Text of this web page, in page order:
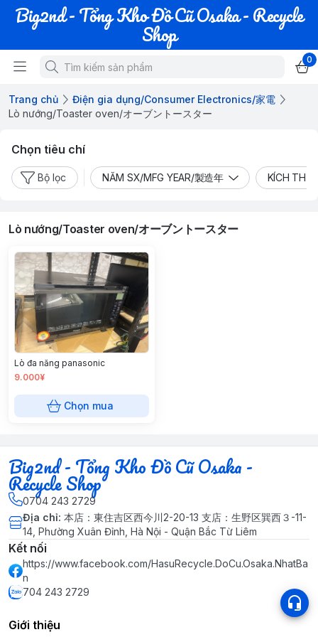
Big2nd - Tổng Kho Đồ Cũ Osaka - Recycle
Shop
0
Trang chủ
Điện gia dụng/Consumer Electronics/家電
Lò nướng/Toaster oven/オーブントースター
Chọn tiêu chí
Bộ lọc NĂM SX/MFG YEAR/製造年 KÍCH
Lò nướng/Toaster oven/オーブントースター
Lò đa năng panasonic
9.000¥
Chọn mua
Big2nd - Tổng Kho Đồ Cũ Osaka -
Recycle Shop
0704 243 2729
Địa chỉ: 本店：東住吉区西今川2-20-13 支店：生野区巽西３-11-
14, Phường Xuân Đỉnh, Hà Nội - Quận Bắc Từ Liêm
Kết nối
https://www.facebook.com/HasuRecycle.DoCu.Osaka.NhatBa
n
704 243 2729
Giới thiệu